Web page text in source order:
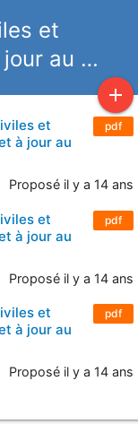
et
au …
add
pdf
et
à jour au
Proposé il y a 14 ans
pdf
et
à jour au
Proposé il y a 14 ans
pdf
et
à jour au
Proposé il y a 14 ans